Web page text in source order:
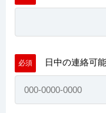
必須 日中の連絡可